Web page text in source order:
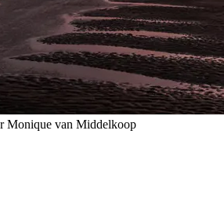
Monique van Middelkoop